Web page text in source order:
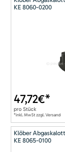
KE 8060-0200
47,72€*
pro Stück
*inkl. MwSt zzgl. Versand
Klöber
KE 8065-0100